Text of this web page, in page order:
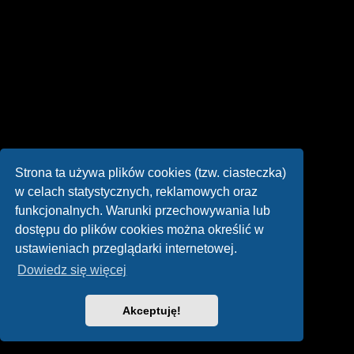
Strona ta używa plików cookies (tzw. ciasteczka)
w celach statystycznych, reklamowych oraz
funkcjonalnych. Warunki przechowywania lub
dostępu do plików cookies można określić w
ustawieniach przeglądarki internetowej.
Dowiedz się więcej
Akceptuję!